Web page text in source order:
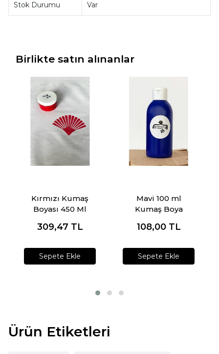
Stok Durumu Var
Birlikte satın alınanlar
Kırmızı Kumaş
Boyası 450 Ml
309,47 TL
Sepete Ekle
Mavi 100 ml
Kumaş Boya
108,00 TL
Sepete Ekle
Ürün Etiketleri